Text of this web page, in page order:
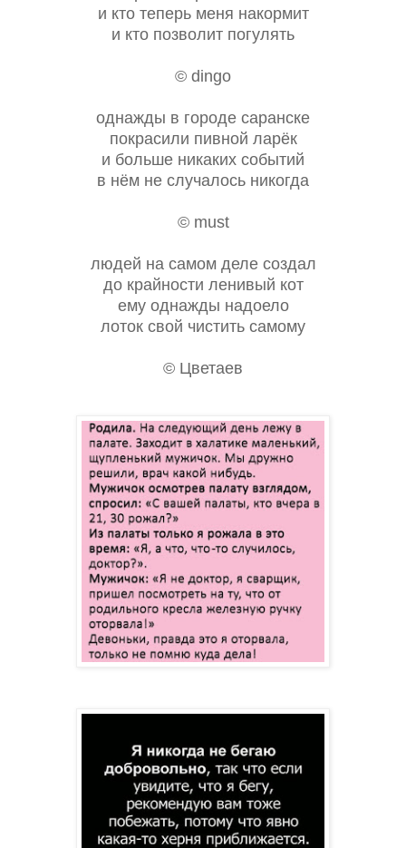
и кто теперь меня накормит
и кто позволит погулять
© dingo
однажды в городе саранске
покрасили пивной ларёк
и больше никаких событий
в нём не случалось никогда
© must
людей на самом деле создал
до крайности ленивый кот
ему однажды надоело
лоток свой чистить самому
© Цветаев